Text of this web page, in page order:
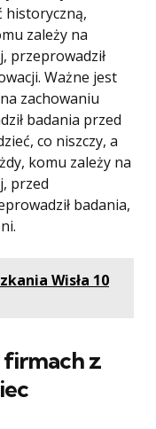
historyczną,
zależy na
przeprowadził
Ważne jest
zachowaniu
badania przed
co niszczy, a
komu zależy na
przed
badania,
Wisła 10
firmach z